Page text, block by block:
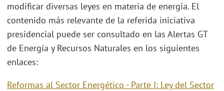
modificar diversas leyes en materia de energía. El
contenido más relevante de la referida iniciativa
presidencial puede ser consultado en las Alertas GT
de Energía y Recursos Naturales en los siguientes
enlaces:
Reformas al Sector Energético - Parte I: Ley del Sector